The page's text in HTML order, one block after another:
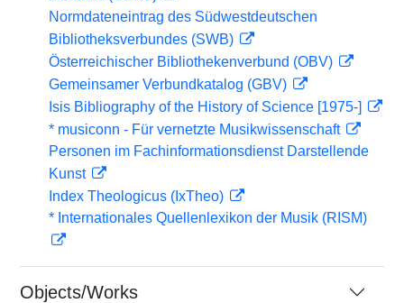
Normdateneintrag des Südwestdeutschen
Bibliotheksverbundes (SWB)
Österreichischer Bibliothekenverbund (OBV)
Gemeinsamer Verbundkatalog (GBV)
Isis Bibliography of the History of Science [1975-]
* musiconn - Für vernetzte Musikwissenschaft
Personen im Fachinformationsdienst Darstellende
Kunst
Index Theologicus (IxTheo)
* Internationales Quellenlexikon der Musik (RISM)
Objects/Works